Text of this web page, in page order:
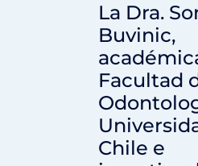
La Dra.
Buvinic,
Facultad
Chile e